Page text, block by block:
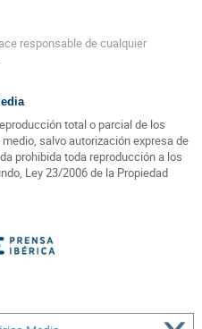
responsable de cualquier
total o parcial de los
salvo autorización expresa de
prohibida toda reproducción a los
Ley 23/2006 de la Propiedad